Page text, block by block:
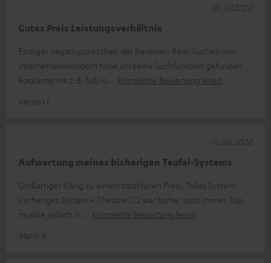
Gutes Preis Leistungsverhältnis
Einziger negativpunktchen der Receiver: Beim Suchen von
Internetrasiosendern habe ich keine Suchfunktion gefunden.
Rockantenne z.B. hab ic
Komplette Bewertung lesen
Kerstin L.
01.07.2020
Aufwertung meines bisherigen Teufel-Systems
Großartiger Klang zu einem total fairen Preis. Tolles System.
Vorheriges System = Theatre LT2 war bisher auch immer Top,
musste jedoch in
Komplette Bewertung lesen
Mario R.
15.06.2020